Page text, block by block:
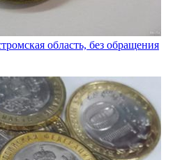
область, без обращения